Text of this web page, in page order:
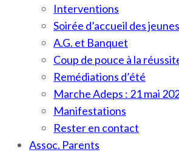
Interventions
Soirée d’accueil des
A.G. et Banquet
Coup de pouce à la
Remédiations d’été
Marche Adeps : 21 mai
Manifestations
Rester en contact
Assoc. Parents